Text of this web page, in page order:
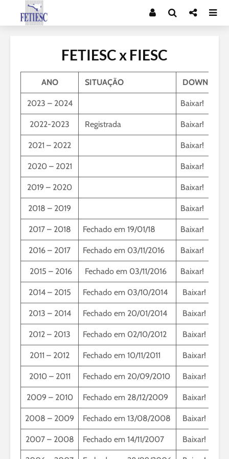
FETIESC x FIESC
ANO SITUAÇÃO DOWNLOAD
2023 – 2024 Baixar!
2022-2023 Registrada Baixar!
2021 – 2022 Baixar!
2020 – 2021 Baixar!
2019 – 2020 Baixar!
2018 – 2019 Baixar!
2017 – 2018 Fechado em 19/01/18 Baixar!
2016 – 2017 Fechado em 03/11/2016 Baixar!
2015 – 2016 Fechado em 03/11/2016 Baixar!
2014 – 2015 Fechado em 03/10/2014 Baixar!
2013 – 2014 Fechado em 20/01/2014 Baixar!
2012 – 2013 Fechado em 02/10/2012 Baixar!
2011 – 2012 Fechado em 10/11/2011 Baixar!
2010 – 2011 Fechado em 20/09/2010 Baixar!
2009 – 2010 Fechado em 28/12/2009 Baixar!
2008 – 2009 Fechado em 13/08/2008 Baixar!
2007 – 2008 Fechado em 14/11/2007 Baixar!